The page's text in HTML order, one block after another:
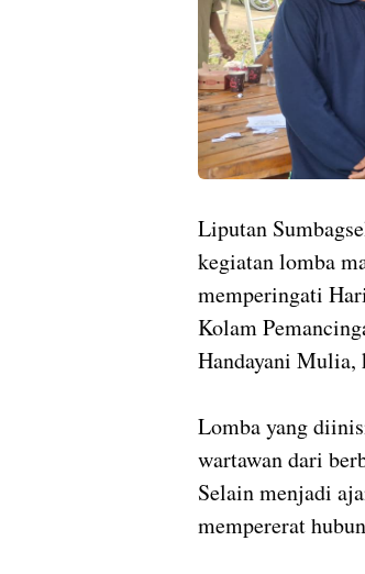
Liputan
kegiatan lomba
memperingati
Kolam
Handayani Mulia,
Lomba yang
wartawan dari
Selain menjadi
mempererat